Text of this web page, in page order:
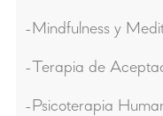
-Mindfulness y
-Terapia de
-Psicoterapia